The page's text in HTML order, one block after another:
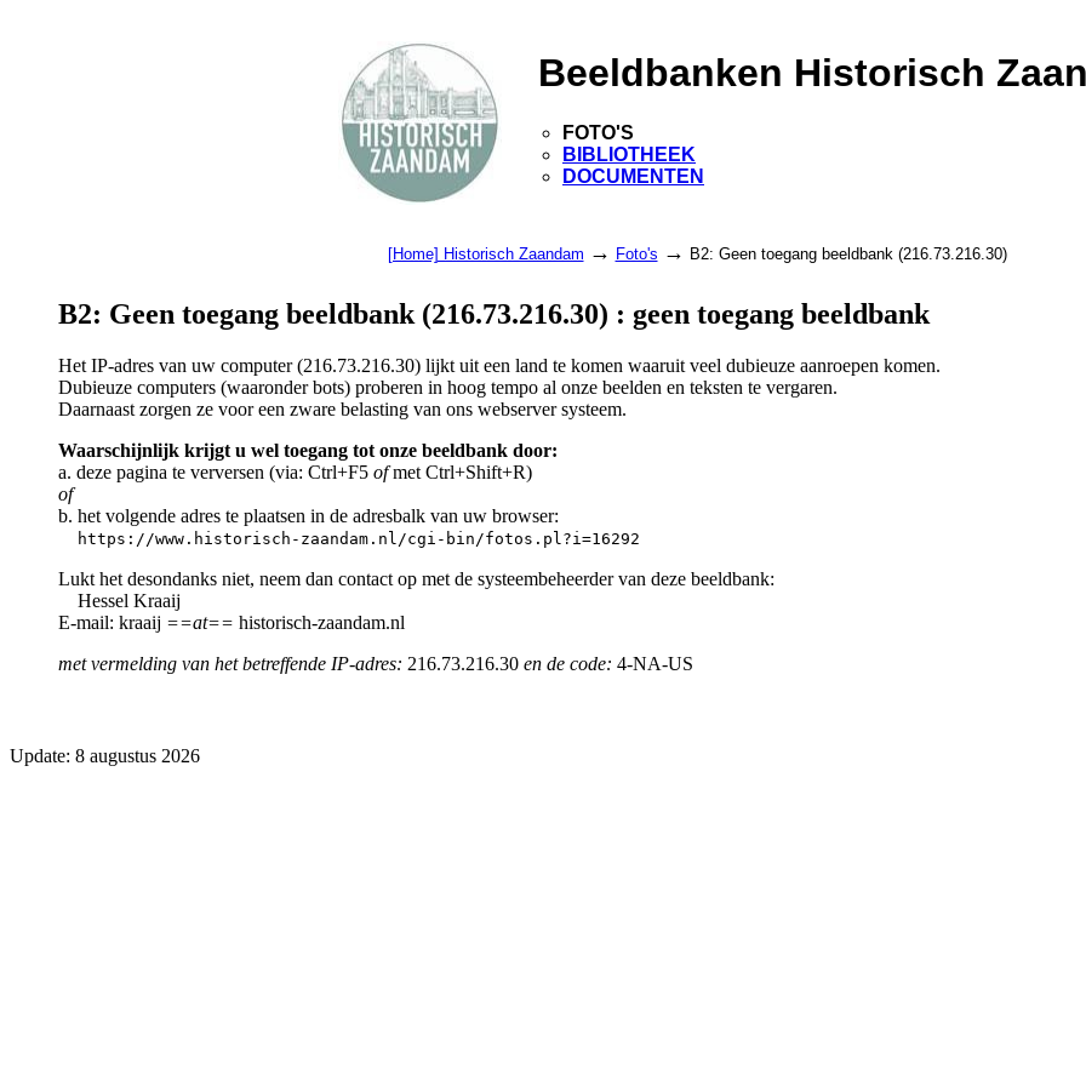
Beeldbanken Historisch
FOTO'S
BIBLIOTHEEK
DOCUMENTEN
[Home] Historisch Zaandam → Foto's → B2: Geen toegang beeldbank (216.73.216.30)
B2: Geen toegang beeldbank (216.73.216.30) : geen toegang beeldbank
Het IP-adres van uw computer (216.73.216.30) lijkt uit een land te komen waaruit veel dubieuze aanroepen komen.
Dubieuze computers (waaronder bots) proberen in hoog tempo al onze beelden en teksten te vergaren.
Daarnaast zorgen ze voor een zware belasting van ons webserver systeem.
Waarschijnlijk krijgt u wel toegang tot onze beeldbank door:
a. deze pagina te verversen (via: Ctrl+F5 ofmet Ctrl+Shift+R)
of
b. het volgende adres te plaatsen in de adresbalk van uw browser:
https://www.historisch-zaandam.nl/cgi-bin/fotos.pl?i=16292
Lukt het desondanks niet, neem dan contact op met de systeembeheerder van deze beeldbank:
Hessel Kraaij
E-mail: kraaij ==at== historisch-zaandam.nl
met vermelding van het betreffende IP-adres: 216.73.216.30 en de code: 4-NA-US
Update: 8 augustus 2026